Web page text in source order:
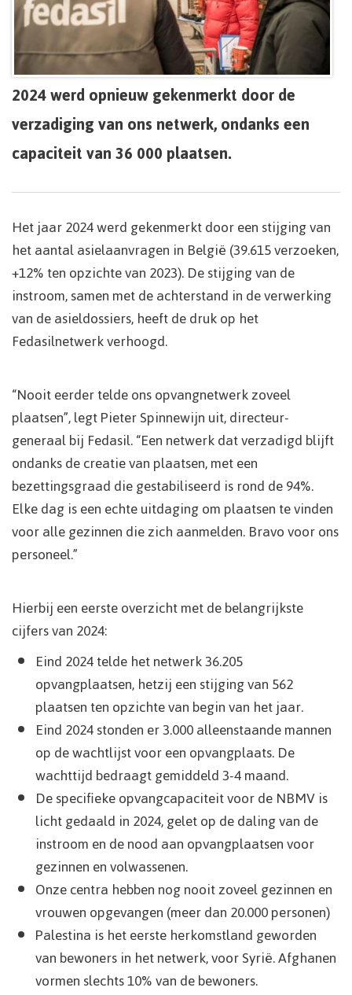
2024 werd opnieuw gekenmerkt door de
verzadiging van ons netwerk, ondanks een
capaciteit van 36 000 plaatsen.
Het jaar 2024 werd gekenmerkt door een stijging van
het aantal asielaanvragen in België (39.615 verzoeken,
+12% ten opzichte van 2023). De stijging van de
instroom, samen met de achterstand in de verwerking
van de asieldossiers, heeft de druk op het
Fedasilnetwerk verhoogd.
“Nooit eerder telde ons opvangnetwerk zoveel
plaatsen”, legt Pieter Spinnewijn uit, directeur-
generaal bij Fedasil. “Een netwerk dat verzadigd blijft
ondanks de creatie van plaatsen, met een
bezettingsgraad die gestabiliseerd is rond de 94%.
Elke dag is een echte uitdaging om plaatsen te vinden
voor alle gezinnen die zich aanmelden. Bravo voor ons
personeel.”
Hierbij een eerste overzicht met de belangrijkste
cijfers van 2024:
Eind 2024 telde het netwerk 36.205
opvangplaatsen, hetzij een stijging van 562
plaatsen ten opzichte van begin van het jaar.
Eind 2024 stonden er 3.000 alleenstaande mannen
op de wachtlijst voor een opvangplaats. De
wachttijd bedraagt gemiddeld 3-4 maand.
De specifieke opvangcapaciteit voor de NBMV is
licht gedaald in 2024, gelet op de daling van de
instroom en de nood aan opvangplaatsen voor
gezinnen en volwassenen.
Onze centra hebben nog nooit zoveel gezinnen en
vrouwen opgevangen (meer dan 20.000 personen)
Palestina is het eerste herkomstland geworden
van bewoners in het netwerk, voor Syrië. Afghanen
vormen slechts 10% van de bewoners.